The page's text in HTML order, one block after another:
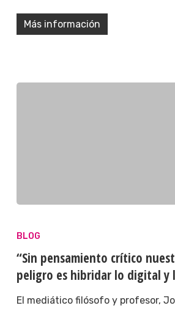
Más información
BLOG
“Sin pensamiento crítico
peligro es hibridar lo digital y
El mediático filósofo y profesor,